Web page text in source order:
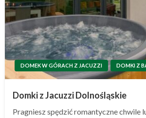
DOMEK W GÓRACH Z JACUZZI DOMKI Z
Domki z Jacuzzi Dolnośląskie
Pragniesz spędzić romantyczne chwile